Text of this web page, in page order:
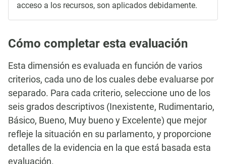
acceso a los recursos, son aplicados debidamente.
Cómo completar esta evaluación
Esta dimensión es evaluada en función de varios
criterios, cada uno de los cuales debe evaluarse por
separado. Para cada criterio, seleccione uno de los
seis grados descriptivos (Inexistente, Rudimentario,
Básico, Bueno, Muy bueno y Excelente) que mejor
refleje la situación en su parlamento, y proporcione
detalles de la evidencia en la que está basada esta
evaluación.